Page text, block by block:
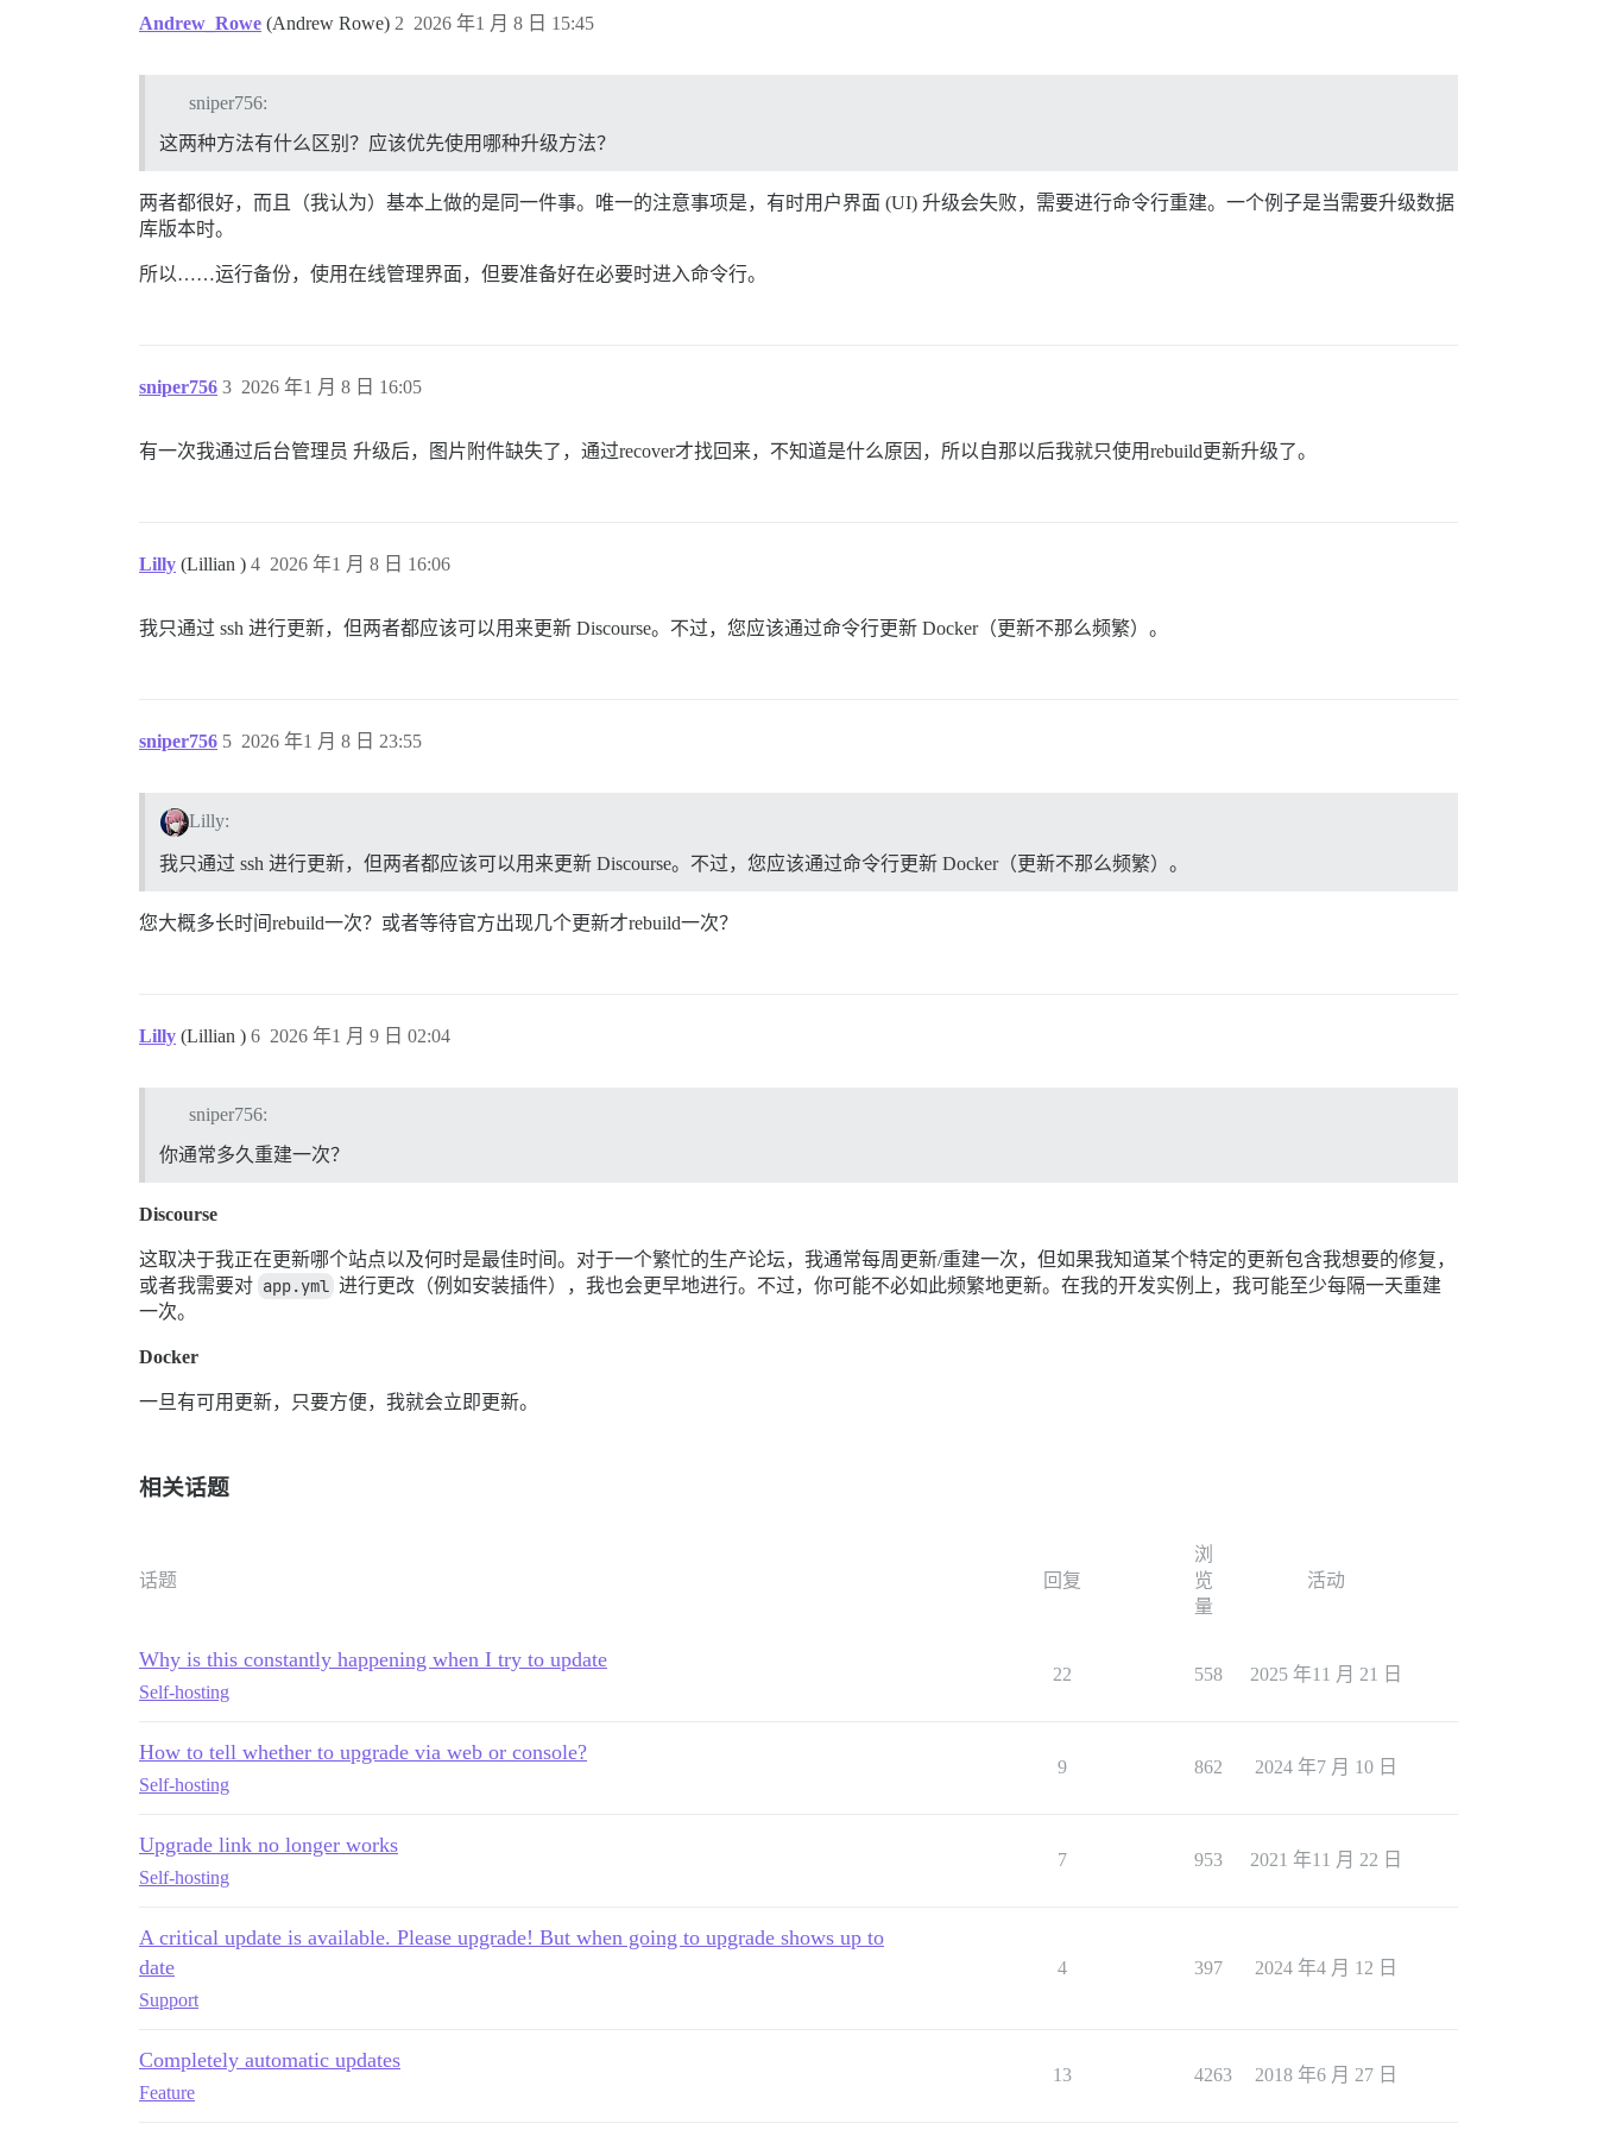
Andrew_Rowe (Andrew Rowe) 2026 年1 月 8 日 15:45
2
sniper756:
这两种方法有什么区别？应该优先使用哪种升级方法？
两者都很好，而且（我认为）基本上做的是同一件事。唯一的注意事项是，有时用户界面 (UI) 升级会失败，需要进行命令行重建。一个例子是当需要升级数据
库版本时。
所以……运行备份，使用在线管理界面，但要准备好在必要时进入命令行。
sniper756 2026 年1 月 8 日 16:05
3
有一次我通过后台管理员 升级后，图片附件缺失了，通过recover才找回来，不知道是什么原因，所以自那以后我就只使用rebuild更新升级了。
Lilly (Lillian ) 2026 年1 月 8 日 16:06
4
我只通过 ssh 进行更新，但两者都应该可以用来更新 Discourse。不过，您应该通过命令行更新 Docker（更新不那么频繁）。
sniper756 2026 年1 月 8 日 23:55
5
Lilly:
我只通过 ssh 进行更新，但两者都应该可以用来更新 Discourse。不过，您应该通过命令行更新 Docker（更新不那么频繁）。
您大概多长时间rebuild一次？或者等待官方出现几个更新才rebuild一次？
Lilly (Lillian ) 2026 年1 月 9 日 02:04
6
sniper756:
你通常多久重建一次？
Discourse
这取决于我正在更新哪个站点以及何时是最佳时间。对于一个繁忙的生产论坛，我通常每周更新/重建一次，但如果我知道某个特定的更新包含我想要的修复，
或者我需要对 app.yml 进行更改（例如安装插件），我也会更早地进行。不过，你可能不必如此频繁地更新。在我的开发实例上，我可能至少每隔一天重建
一次。
Docker
一旦有可用更新，只要方便，我就会立即更新。
相关话题
话题 回复
浏
览
量
活动
Why is this constantly happening when I try to update
Self-hosting
22 558 2025 年11 月 21 日
How to tell whether to upgrade via web or console?
Self-hosting
9 862 2024 年7 月 10 日
Upgrade link no longer works
Self-hosting
7 953 2021 年11 月 22 日
A critical update is available. Please upgrade! But when going to upgrade shows up to
date
Support
4 397 2024 年4 月 12 日
Completely automatic updates
Feature
13 4263 2018 年6 月 27 日